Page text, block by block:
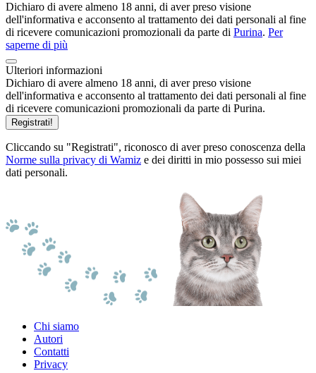
Dichiaro di avere almeno 18 anni, di aver preso visione
dell'informativa e acconsento al trattamento dei dati personali al fine
di ricevere comunicazioni promozionali da parte di Purina. Per
saperne di più
Ulteriori informazioni
Dichiaro di avere almeno 18 anni, di aver preso visione
dell'informativa e acconsento al trattamento dei dati personali al fine
di ricevere comunicazioni promozionali da parte di Purina.
Registrati!
Cliccando su "Registrati", riconosco di aver preso conoscenza della
Norme sulla privacy di Wamiz e dei diritti in mio possesso sui miei
dati personali.
Chi siamo
Autori
Contatti
Privacy